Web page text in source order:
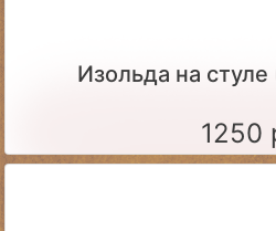
Изольда на
1250